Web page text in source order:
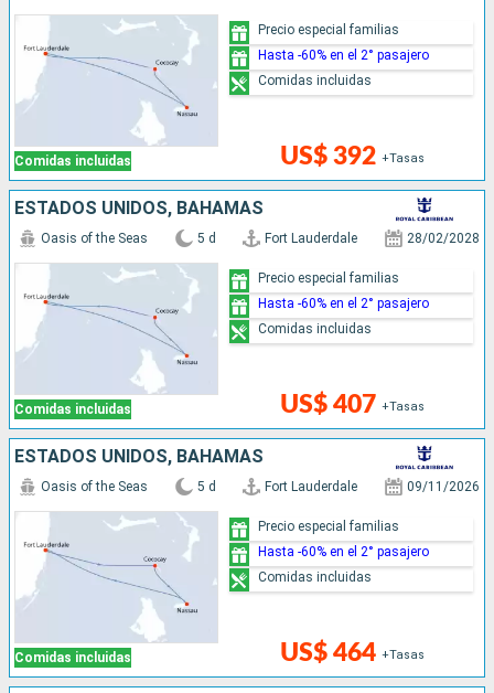
Comidas incluidas US$ 392 +Tasas
Precio especial familias
Hasta -60% en el 2° pasajero
Comidas incluidas
ESTADOS UNIDOS, BAHAMAS
Comidas incluidas
Oasis of the Seas 5 d Fort Lauderdale 28/02/2028
US$ 407 +Tasas
Precio especial familias
Hasta -60% en el 2° pasajero
Comidas incluidas
ESTADOS UNIDOS, BAHAMAS
Comidas incluidas
Oasis of the Seas 5 d Fort Lauderdale 09/11/2026
US$ 464 +Tasas
Precio especial familias
Hasta -60% en el 2° pasajero
Comidas incluidas